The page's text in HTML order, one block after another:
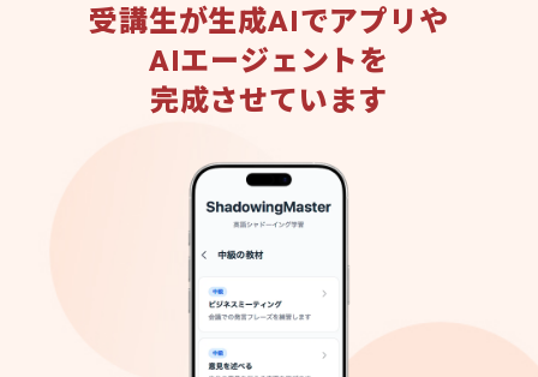
受講生が生成AIでアプリや
AIエージェントを
完成させています